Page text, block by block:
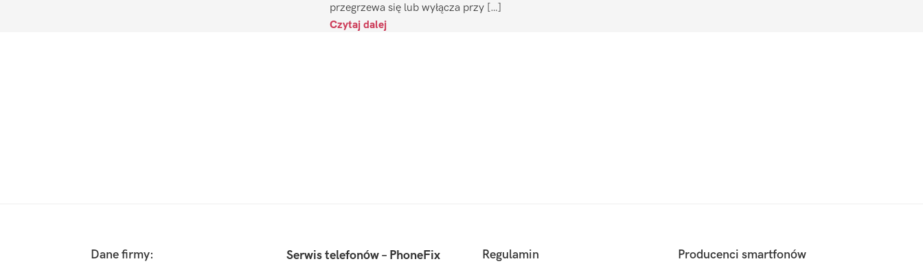
przegrzewa się lub wyłącza przy […]
Czytaj dalej
Dane firmy:
Serwis telefonów – PhoneFix
Regulamin Producenci smartfonów